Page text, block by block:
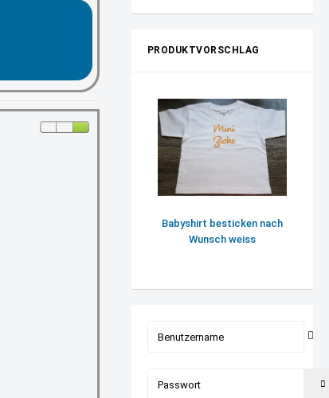
PRODUKTVORSCHLAG
Babyshirt besticken nach
Wunsch weiss